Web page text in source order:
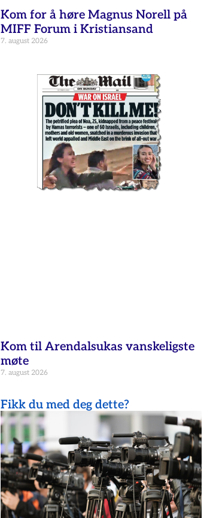
Kom for å høre Magnus Norell på
MIFF Forum i Kristiansand
7. august 2026
Kom til Arendalsukas vanskeligste
møte
7. august 2026
Fikk du med deg dette?